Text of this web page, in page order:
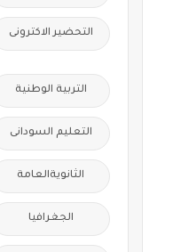
التحضير الاكترونى
التربية الوطنية
التعليم السودانى
الثانويةالعامة
الجغرافيا